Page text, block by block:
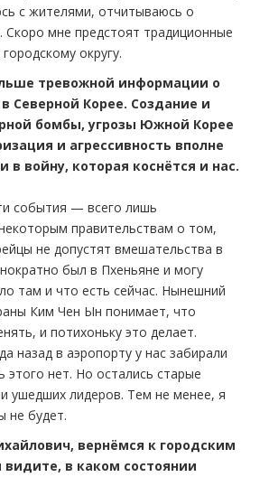
с жителями, отчитываюсь о
Скоро мне предстоят традиционные
округу.
тревожной информации о
Северной Корее. Создание и
бомбы, угрозы Южной Корее
и агрессивность вполне
в войну, которая коснётся и нас.
события — всего лишь
правительствам о том,
не допустят вмешательства в
был в Пхеньяне и могу
там и что есть сейчас. Нынешний
Ким Чен Ын понимает, что
и потихоньку это делает.
назад в аэропорту у нас забирали
этого нет. Но остались старые
ушедших лидеров. Тем не менее, я
не будет.
вернёмся к городским
в каком состоянии